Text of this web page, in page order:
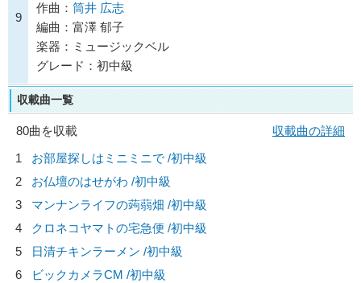
9
作曲： 筒井 広志
編曲：富澤 郁子
楽器：ミュージックベル
グレード：初中級
収載曲一覧
80曲を収載
収載曲の詳細
1
お部屋探しはミニミニで /初中級
2
お仏壇のはせがわ /初中級
3
マンナンライフの蒟蒻畑 /初中級
4
クロネコヤマトの宅急便 /初中級
5
日清チキンラーメン /初中級
6
ビックカメラCM /初中級